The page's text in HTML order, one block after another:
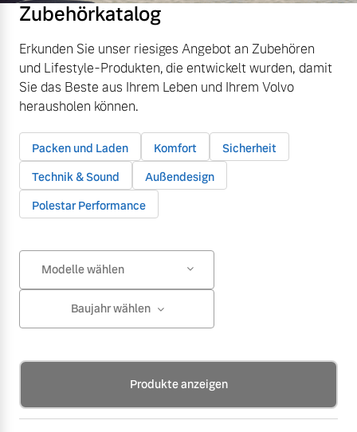
Zubehörkatalog
Erkunden Sie unser riesiges Angebot an Zubehören
und Lifestyle-Produkten, die entwickelt wurden, damit
Sie das Beste aus Ihrem Leben und Ihrem Volvo
herausholen können.
Packen und Laden Komfort
Sicherheit
Technik & Sound
Außendesign
Polestar Performance
Modelle wählen
Baujahr wählen
Produkte anzeigen